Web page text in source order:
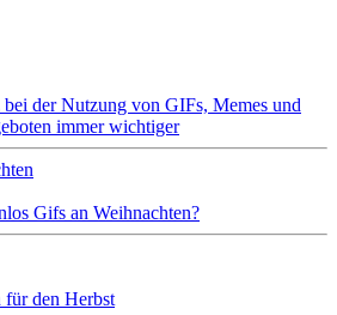
der Nutzung von GIFs, Memes und
immer wichtiger
Gifs an Weihnachten?
den Herbst